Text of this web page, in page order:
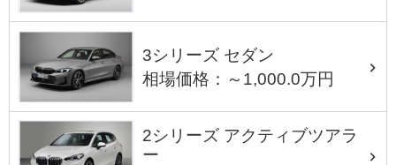
3シリーズ セダン
相場価格：～1,000.0万円
2シリーズ アクティブツアラ
ー